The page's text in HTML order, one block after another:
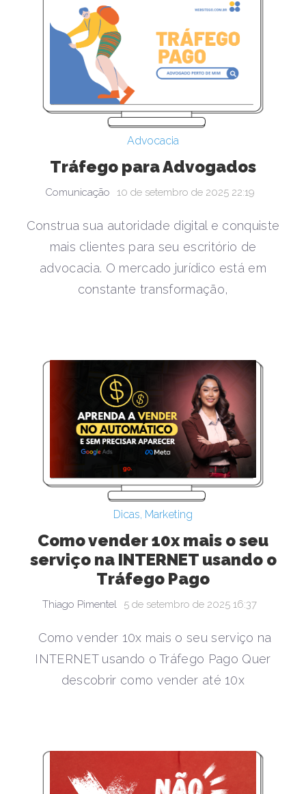
Advocacia
Tráfego para Advogados
Comunicação 10 de setembro de 2025 22:19
Construa sua autoridade digital e conquiste
mais clientes para seu escritório de
advocacia. O mercado jurídico está em
constante transformação,
Dicas, Marketing
Como vender 10x mais o seu
serviço na INTERNET usando o
Tráfego Pago
Thiago Pimentel 5 de setembro de 2025 16:37
Como vender 10x mais o seu serviço na
INTERNET usando o Tráfego Pago Quer
descobrir como vender até 10x